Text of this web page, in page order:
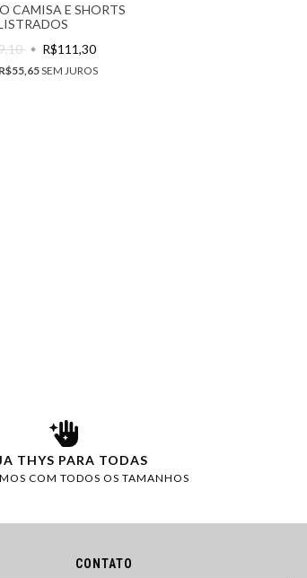
CAMISA E SHORTS
R$111,30
R$55,65SEM JUROS
THYS PARA TODAS
COM TODOS OS TAMANHOS
CONTATO